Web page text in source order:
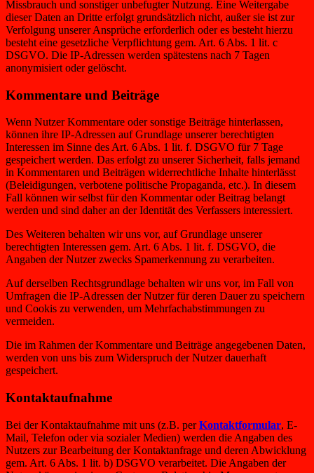
Missbrauch und sonstiger unbefugter Nutzung. Eine Weitergabe
dieser Daten an Dritte erfolgt grundsätzlich nicht, außer sie ist zur
Verfolgung unserer Ansprüche erforderlich oder es besteht hierzu
besteht eine gesetzliche Verpflichtung gem. Art. 6 Abs. 1 lit. c
DSGVO. Die IP-Adressen werden spätestens nach 7 Tagen
anonymisiert oder gelöscht.
Kommentare und Beiträge
Wenn Nutzer Kommentare oder sonstige Beiträge hinterlassen,
können ihre IP-Adressen auf Grundlage unserer berechtigten
Interessen im Sinne des Art. 6 Abs. 1 lit. f. DSGVO für 7 Tage
gespeichert werden. Das erfolgt zu unserer Sicherheit, falls jemand
in Kommentaren und Beiträgen widerrechtliche Inhalte hinterlässt
(Beleidigungen, verbotene politische Propaganda, etc.). In diesem
Fall können wir selbst für den Kommentar oder Beitrag belangt
werden und sind daher an der Identität des Verfassers interessiert.
Des Weiteren behalten wir uns vor, auf Grundlage unserer
berechtigten Interessen gem. Art. 6 Abs. 1 lit. f. DSGVO, die
Angaben der Nutzer zwecks Spamerkennung zu verarbeiten.
Auf derselben Rechtsgrundlage behalten wir uns vor, im Fall von
Umfragen die IP-Adressen der Nutzer für deren Dauer zu speichern
und Cookis zu verwenden, um Mehrfachabstimmungen zu
vermeiden.
Die im Rahmen der Kommentare und Beiträge angegebenen Daten,
werden von uns bis zum Widerspruch der Nutzer dauerhaft
gespeichert.
Kontaktaufnahme
Bei der Kontaktaufnahme mit uns (z.B. perKontaktformular, E-
Mail, Telefon oder via sozialer Medien) werden die Angaben des
Nutzers zur Bearbeitung der Kontaktanfrage und deren Abwicklung
gem. Art. 6 Abs. 1 lit. b) DSGVO verarbeitet. Die Angaben der